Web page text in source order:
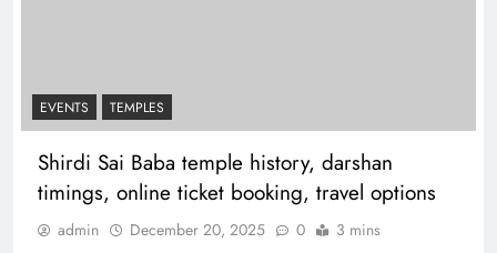
EVENTS TEMPLES
Shirdi Sai Baba temple history, darshan
timings, online ticket booking, travel options
admin December 20, 2025 0 3 mins